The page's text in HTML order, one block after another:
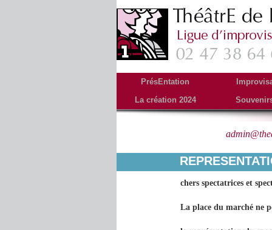
PrésEntation
La création 2024
chers spectatrices et
La place du marché ne